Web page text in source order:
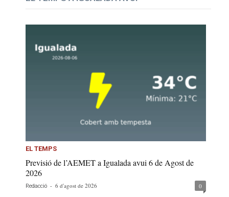
EL TEMPS
Previsió de l’AEMET a Igualada avui 6 de Agost de
2026
Redacció - 6 d'agost de 2026 0